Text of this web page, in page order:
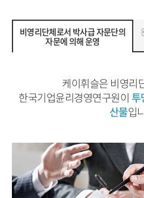
비영리단체로서 박사급 자문단의
자문에 의해 운영
케이휘슬은 비영리
한국기업윤리경영연구원이투
산물입